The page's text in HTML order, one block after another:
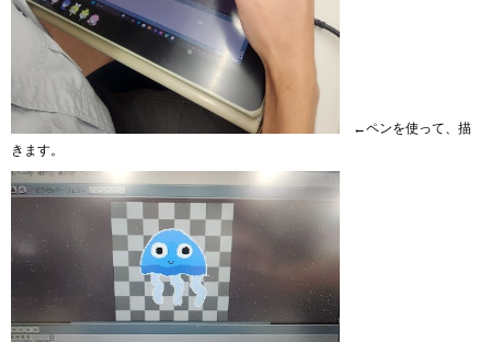
←ペンを使って、描
きます。